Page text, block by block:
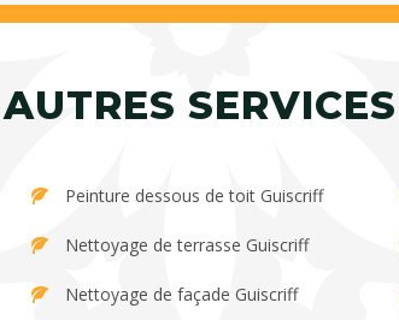
AUTRES SERVICES
Peinture dessous de toit Guiscriff
Nettoyage de terrasse Guiscriff
Nettoyage de façade Guiscriff